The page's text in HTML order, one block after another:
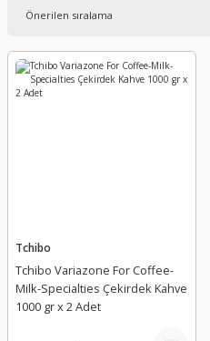
Tchibo
Tchibo Variazone For Coffee-
Milk-Specialties Çekirdek Kahve
1000 gr x 2 Adet